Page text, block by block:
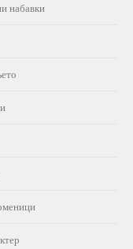
набавки